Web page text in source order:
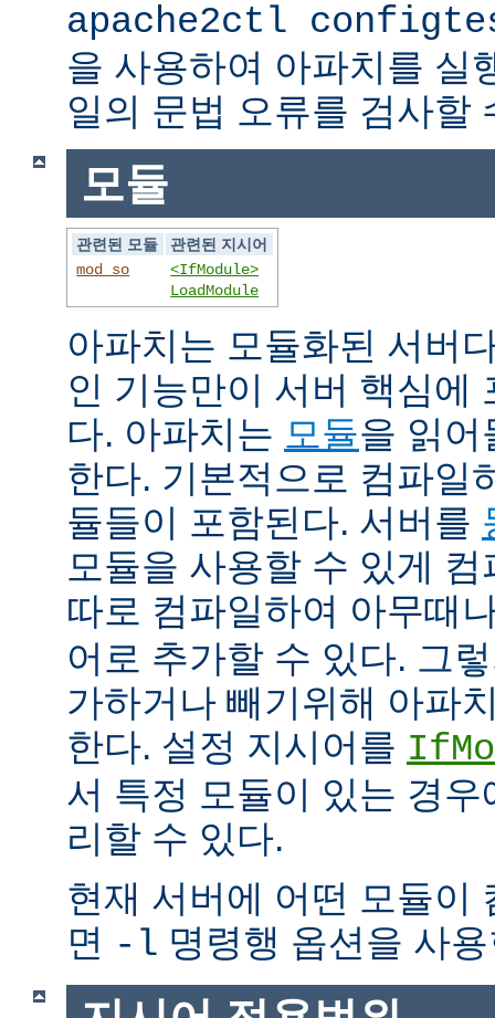
apache2ctl
을 사용하여 아파치를 실
일의 문법 오류를 검사할
모듈
관련된 모듈
관련된 지시어
mod_so
<IfModule>
LoadModule
아파치는 모듈화된 서버
인 기능만이 서버 핵심에
다. 아파치는 모듈을 읽어
한다. 기본적으로 컴파일
듈들이 포함된다. 서버를
모듈을 사용할 수 있게
따로 컴파일하여 아무때
어로 추가할 수 있다. 그
가하거나 빼기위해 아파
한다. 설정 지시어를
서 특정 모듈이 있는 경
리할 수 있다.
현재 서버에 어떤 모듈이
면 -l 명령행 옵션을 사